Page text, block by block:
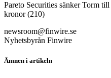
Pareto Securities sänker Torm
kronor (210)
newsroom@finwire.se
Nyhetsbyrån Finwire
Ämnen i artikeln